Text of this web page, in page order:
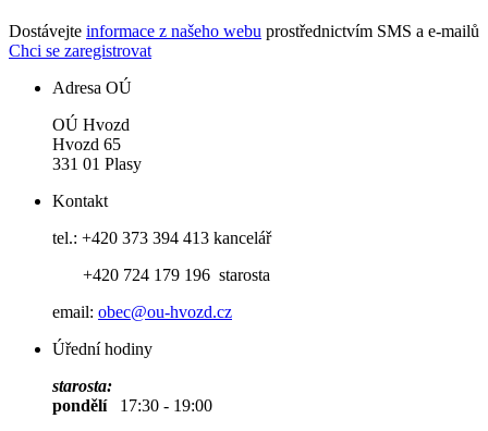
Dostávejte informace z našeho webu prostřednictvím SMS a e-mailů
Chci se zaregistrovat
Adresa OÚ
OÚ Hvozd
Hvozd 65
331 01 Plasy
Kontakt
tel.: +420 373 394 413 kancelář
+420 724 179 196 starosta
email: obec@ou-hvozd.cz
Úřední hodiny
starosta:
pondělí 17:30 - 19:00